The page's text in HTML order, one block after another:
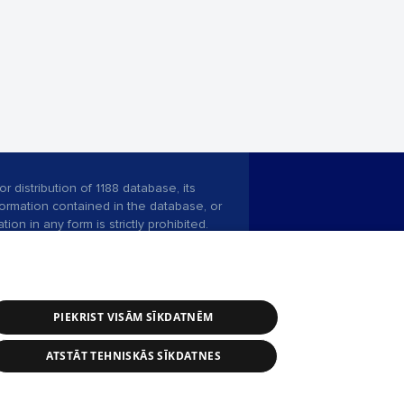
distribution of 1188 database, its
contained in the database, or
in any form is strictly prohibited.
service: e-mail -info@1188.lv
PIEKRIST VISĀM SĪKDATNĒM
ATSTĀT TEHNISKĀS SĪKDATNES